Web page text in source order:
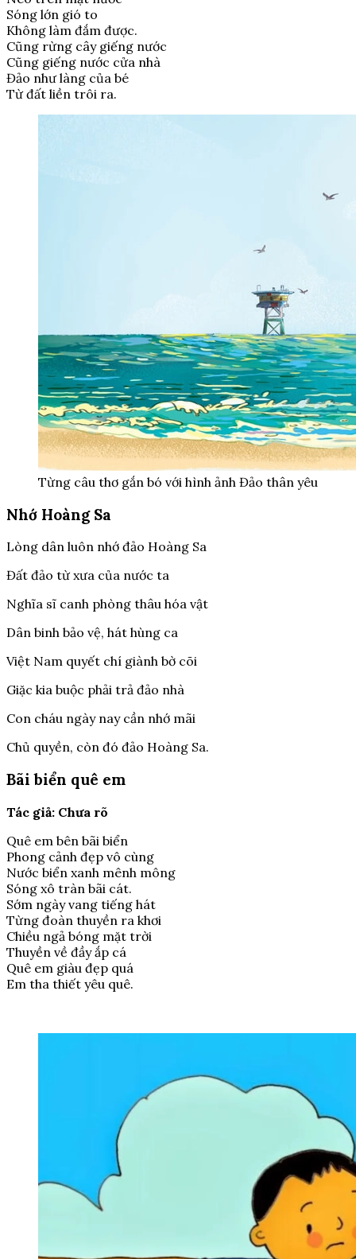
Sóng lớn gió to
Không làm đắm được.
Cũng rừng cây giếng nước
Cũng giếng nước cửa nhà
Đảo như làng của bé
Từ đất liền trôi ra.
Từng câu thơ gắn bó với hình ảnh Đảo thân yêu
Nhớ Hoàng Sa
Lòng dân luôn nhớ đảo Hoàng Sa
Đất đảo từ xưa của nước ta
Nghĩa sĩ canh phòng thâu hóa vật
Dân binh bảo vệ, hát hùng ca
Việt Nam quyết chí giành bờ cõi
Giặc kia buộc phải trả đảo nhà
Con cháu ngày nay cần nhớ mãi
Chủ quyền, còn đó đảo Hoàng Sa.
Bãi biển quê em
Tác giả: Chưa rõ
Quê em bên bãi biển
Phong cảnh đẹp vô cùng
Nước biển xanh mênh mông
Sóng xô tràn bãi cát.
Sớm ngày vang tiếng hát
Từng đoàn thuyền ra khơi
Chiều ngả bóng mặt trời
Thuyền về đầy ắp cá
Quê em giàu đẹp quá
Em tha thiết yêu quê.